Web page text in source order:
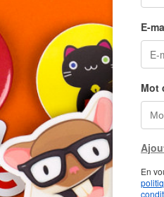
E-
Mot
En